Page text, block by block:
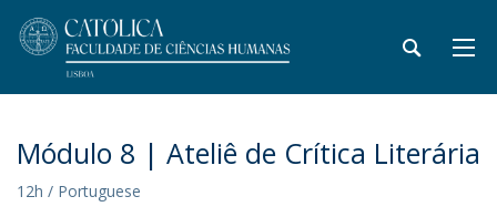
Módulo 8 | Ateliê de Crítica Literária
12h / Portuguese